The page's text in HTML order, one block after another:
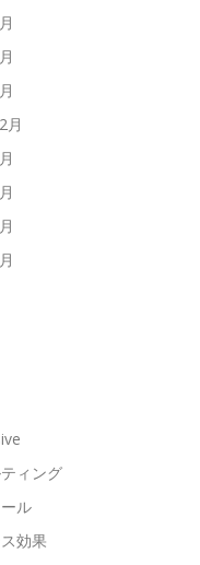
月
ィング
ル
効果